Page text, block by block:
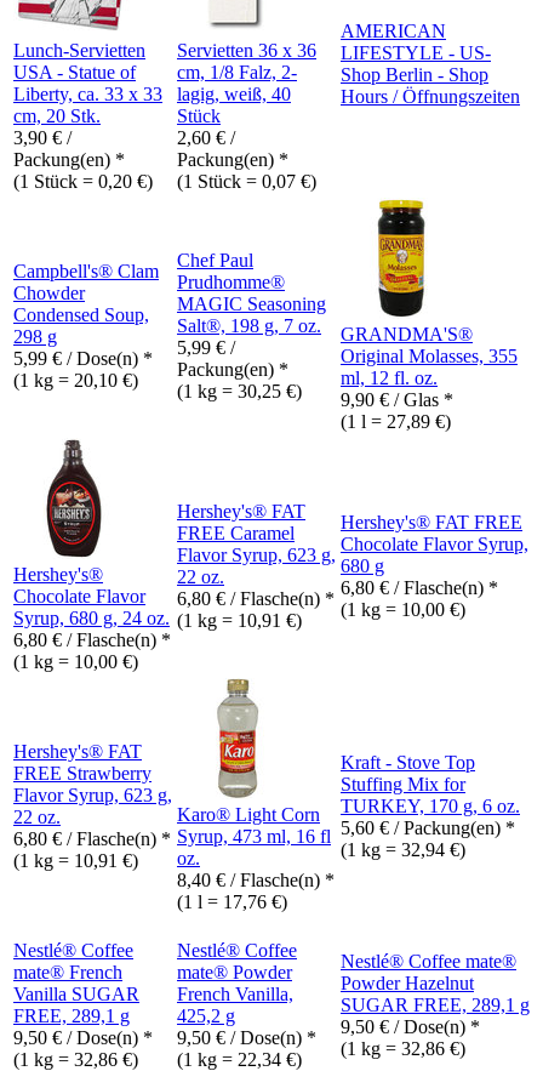
Lunch-Servietten
USA - Statue of
Liberty, ca. 33 x 33
cm, 20 Stk.
3,90 € /
Packung(en) *
(1 Stück = 0,20 €)
Servietten 36 x 36
cm, 1/8 Falz, 2-
lagig, weiß, 40
Stück
2,60 € /
Packung(en) *
(1 Stück = 0,07 €)
AMERICAN
LIFESTYLE - US-
Shop Berlin - Shop
Hours / Öffnungszeiten
Campbell's® Clam
Chowder
Condensed Soup,
298 g
5,99 € / Dose(n) *
(1 kg = 20,10 €)
Chef Paul
Prudhomme®
MAGIC Seasoning
Salt®, 198 g, 7 oz.
5,99 € /
Packung(en) *
(1 kg = 30,25 €)
GRANDMA'S®
Original Molasses, 355
ml, 12 fl. oz.
9,90 € / Glas *
(1 l = 27,89 €)
Hershey's®
Chocolate Flavor
Syrup, 680 g, 24 oz.
6,80 € / Flasche(n) *
(1 kg = 10,00 €)
Hershey's® FAT
FREE Caramel
Flavor Syrup, 623 g,
22 oz.
6,80 € / Flasche(n) *
(1 kg = 10,91 €)
Hershey's® FAT FREE
Chocolate Flavor Syrup,
680 g
6,80 € / Flasche(n) *
(1 kg = 10,00 €)
Hershey's® FAT
FREE Strawberry
Flavor Syrup, 623 g,
22 oz.
6,80 € / Flasche(n) *
(1 kg = 10,91 €)
Karo® Light Corn
Syrup, 473 ml, 16 fl
oz.
8,40 € / Flasche(n) *
(1 l = 17,76 €)
Kraft - Stove Top
Stuffing Mix for
TURKEY, 170 g, 6 oz.
5,60 € / Packung(en) *
(1 kg = 32,94 €)
Nestlé® Coffee
mate® French
Vanilla SUGAR
FREE, 289,1 g
9,50 € / Dose(n) *
(1 kg = 32,86 €)
Nestlé® Coffee
mate® Powder
French Vanilla,
425,2 g
9,50 € / Dose(n) *
(1 kg = 22,34 €)
Nestlé® Coffee mate®
Powder Hazelnut
SUGAR FREE, 289,1 g
9,50 € / Dose(n) *
(1 kg = 32,86 €)